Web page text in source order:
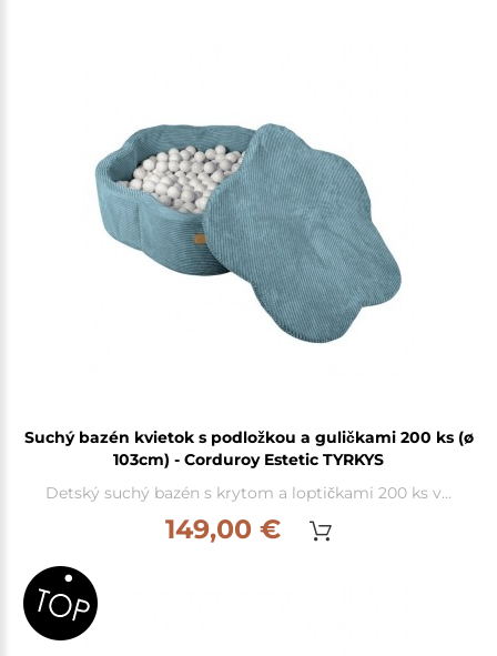
Suchý bazén kvietok s podložkou a guličkami 200 ks (ø
103cm) - Corduroy Estetic TYRKYS
Detský suchý bazén s krytom a loptičkami 200 ks v...
149,00 €